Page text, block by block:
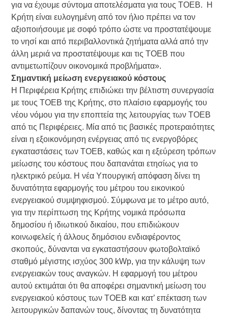
για να έχουμε σύντομα αποτελέσματα για τους ΤΟΕΒ. Η
Κρήτη είναι ευλογημένη από τον ήλιο πρέπει να τον
αξιοποιήσουμε με σοφό τρόπο ώστε να προστατέψουμε
το νησί και από περιβαλλοντικά ζητήματα αλλά από την
άλλη μεριά να προστατέψουμε και τις ΤΟΕΒ που
αντιμετωπίζουν οικονομικά προβλήματα».
Σημαντική μείωση ενεργειακού κόστους
Η Περιφέρεια Κρήτης επιδιώκει την βέλτιστη συνεργασία
με τους ΤΟΕΒ της Κρήτης, στο πλαίσιο εφαρμογής του
νέου νόμου για την εποπτεία της λειτουργίας των ΤΟΕΒ
από τις Περιφέρειες. Μία από τις βασικές προτεραιότητες
είναι η εξοικονόμηση ενέργειας από τις ενεργοβόρες
εγκαταστάσεις των ΤΟΕΒ, καθώς και η εξεύρεση τρόπων
μείωσης του κόστους που δαπανάται ετησίως για το
ηλεκτρικό ρεύμα. Η νέα Υπουργική απόφαση δίνει τη
δυνατότητα εφαρμογής του μέτρου του εικονικού
ενεργειακού συμψηφισμού. Σύμφωνα με το μέτρο αυτό,
για την περίπτωση της Κρήτης νομικά πρόσωπα
δημοσίου ή ιδιωτικού δικαίου, που επιδιώκουν
κοινωφελείς ή άλλους δημόσιου ενδιαφέροντος
σκοπούς, δύνανται να εγκαταστήσουν φωτοβολταϊκό
σταθμό μέγιστης ισχύος 300 kWp, για την κάλυψη των
ενεργειακών τους αναγκών. Η εφαρμογή του μέτρου
αυτού εκτιμάται ότι θα αποφέρει σημαντική μείωση του
ενεργειακού κόστους των ΤΟΕΒ και κατ’ επέκταση των
λειτουργικών δαπανών τους, δίνοντας τη δυνατότητα